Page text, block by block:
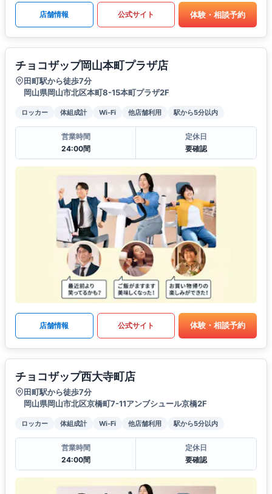
店舗情報 公式サイト 体験・相談予約
チョコザップ岡山本町プラザ店
田町駅から徒歩7分
岡山県岡山市北区本町8-15本町プラザ2F
ロッカー 体組成計 Wi-Fi 他店舗利用 駅から5分以内
営業時間
24:00間
定休日
要確認
店舗情報 公式サイト 体験・相談予約
チョコザップ西大寺町店
田町駅から徒歩7分
岡山県岡山市北区京橋町7-11アンブシュール京橋2F
ロッカー 体組成計 Wi-Fi 他店舗利用 駅から5分以内
営業時間
24:00間
定休日
要確認